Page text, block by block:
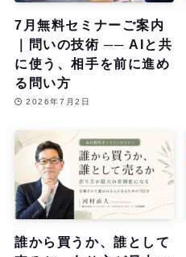
7月無料セミナーご案内
｜問いの技術 ── AIと共
に使う、相手を前に進め
る問い方
2026年7月2日
誰から買うか、誰として